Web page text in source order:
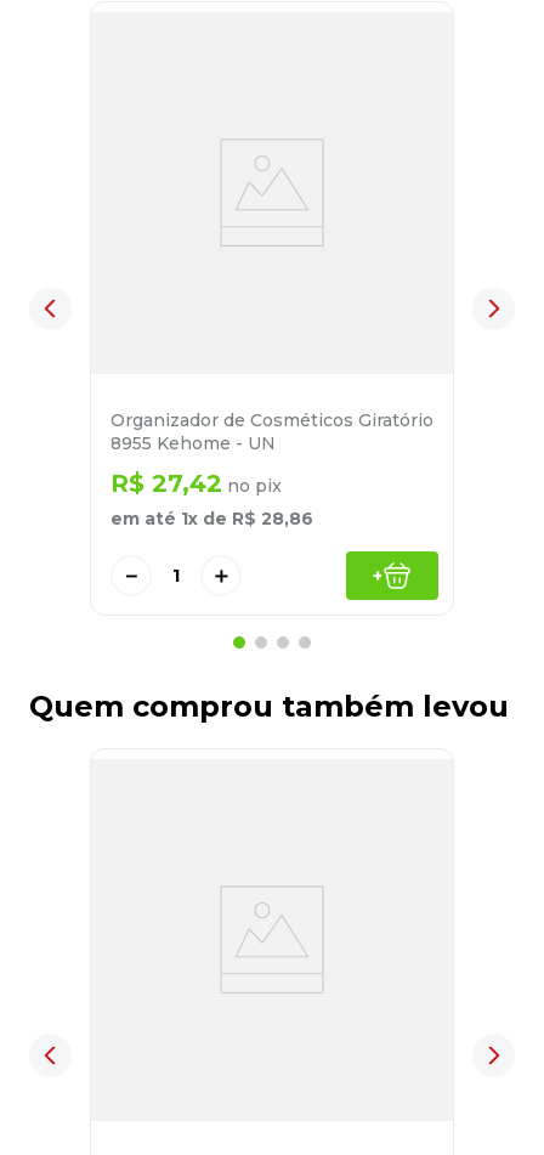
Organizador de Cosméticos Giratório
8955 Kehome - UN
R$ 27,42 no pix
em até 1x de R$ 28,86
＋
－ +
Quem comprou também levou